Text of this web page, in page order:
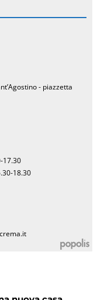
- piazzetta
17.30
18.30